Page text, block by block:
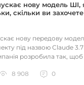
нову модель ШІ,
скільки ви захочете
нову передову
під назвою Claude 3.7
розробила так,
8 908 0